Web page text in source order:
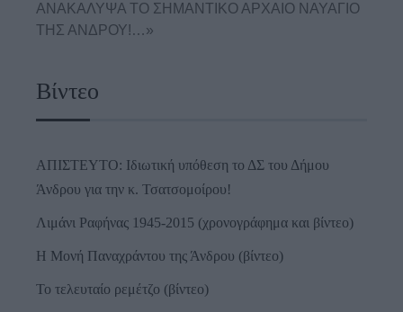
ΑΝΑΚΑΛΥΨΑ ΤΟ ΣΗΜΑΝΤΙΚΟ ΑΡΧΑΙΟ ΝΑΥΑΓΙΟ
ΤΗΣ ΑΝΔΡΟΥ!…»
Βίντεο
ΑΠΙΣΤΕΥΤΟ: Ιδιωτική υπόθεση το ΔΣ του Δήμου
Άνδρου για την κ. Τσατσομοίρου!
Λιμάνι Ραφήνας 1945-2015 (χρονογράφημα και βίντεο)
Η Μονή Παναχράντου της Άνδρου (βίντεο)
Το τελευταίο ρεμέτζο (βίντεο)